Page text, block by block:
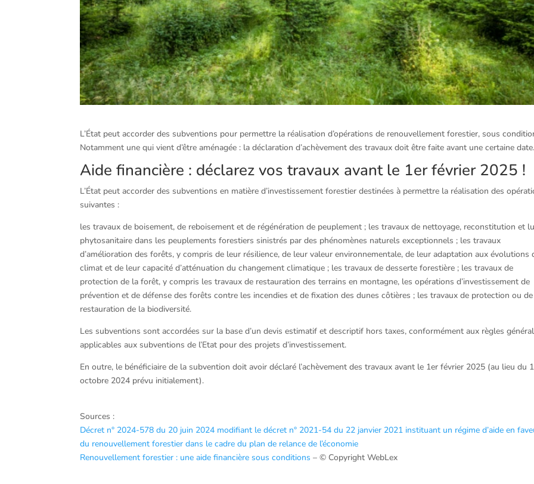
L’État peut accorder des subventions pour permettre la réalisation d’opérations de renouvellement forestier, sous
Notamment une qui vient d’être aménagée : la déclaration d’achèvement des travaux doit être faite avant une certaine
Aide financière : déclarez vos travaux avant le 1er février 2025 !
L’État peut accorder des subventions en matière d’investissement forestier destinées à permettre la réalisation des
suivantes :
les travaux de boisement, de reboisement et de régénération de peuplement ; les travaux de nettoyage, reconstitution et
phytosanitaire dans les peuplements forestiers sinistrés par des phénomènes naturels exceptionnels ; les travaux
d’amélioration des forêts, y compris de leur résilience, de leur valeur environnementale, de leur adaptation aux évolutions
climat et de leur capacité d’atténuation du changement climatique ; les travaux de desserte forestière ; les travaux de
protection de la forêt, y compris les travaux de restauration des terrains en montagne, les opérations d’investissement de
prévention et de défense des forêts contre les incendies et de fixation des dunes côtières ; les travaux de protection ou de
restauration de la biodiversité.
Les subventions sont accordées sur la base d’un devis estimatif et descriptif hors taxes, conformément aux règles
applicables aux subventions de l’Etat pour des projets d’investissement.
En outre, le bénéficiaire de la subvention doit avoir déclaré l’achèvement des travaux avant le 1er février 2025 (au lieu du
octobre 2024 prévu initialement).
Sources :
Décret n° 2024-578 du 20 juin 2024 modifiant le décret n° 2021-54 du 22 janvier 2021 instituant un régime d’aide en
du renouvellement forestier dans le cadre du plan de relance de l’économie
Renouvellement forestier : une aide financière sous conditions – © Copyright WebLex